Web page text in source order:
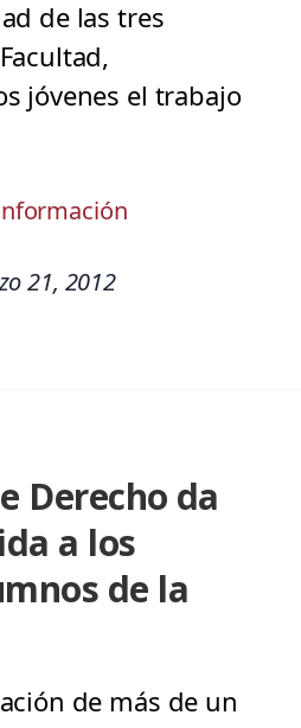
de las tres
jóvenes el trabajo
21, 2012
Derecho da
a los
de la
de más de un